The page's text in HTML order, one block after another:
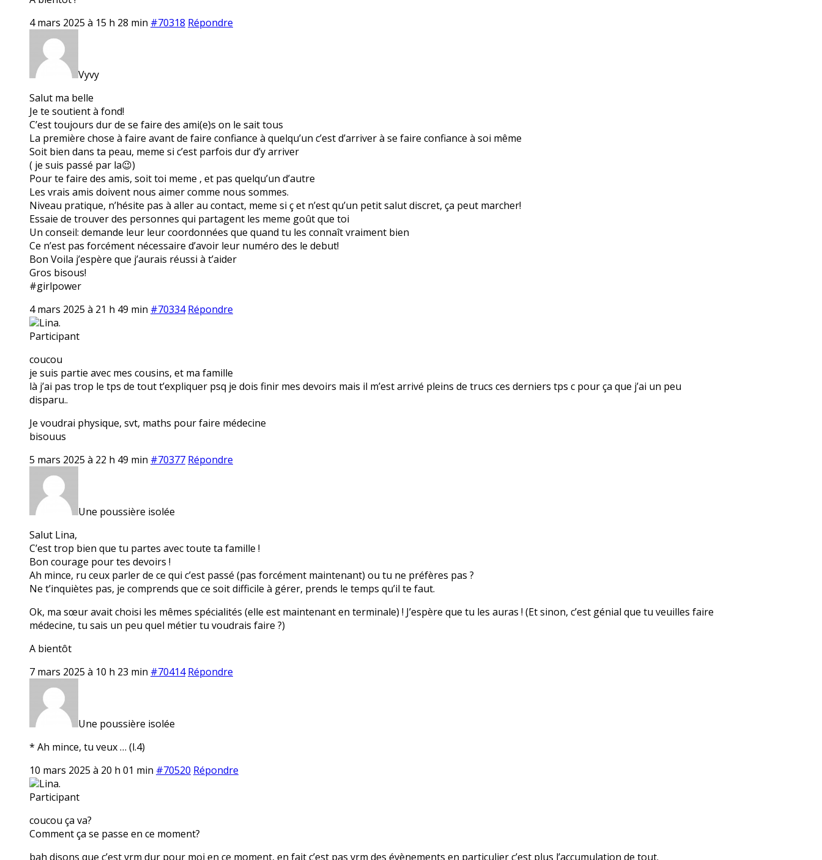
4 mars 2025 à 15 h 28 min #70318 Répondre
Vyvy
Salut ma belle
Je te soutient à fond!
C’est toujours dur de se faire des ami(e)s on le sait tous
La première chose à faire avant de faire confiance à quelqu’un c’est d’arriver à se faire confiance à soi même
Soit bien dans ta peau, meme si c’est parfois dur d’y arriver
( je suis passé par la😉)
Pour te faire des amis, soit toi meme , et pas quelqu’un d’autre
Les vrais amis doivent nous aimer comme nous sommes.
Niveau pratique, n’hésite pas à aller au contact, meme si ç et n’est qu’un petit salut discret, ça peut marcher!
Essaie de trouver des personnes qui partagent les meme goût que toi
Un conseil: demande leur leur coordonnées que quand tu les connaît vraiment bien
Ce n’est pas forcément nécessaire d’avoir leur numéro des le debut!
Bon Voila j’espère que j’aurais réussi à t’aider
Gros bisous!
#girlpower
4 mars 2025 à 21 h 49 min #70334 Répondre
Lina.
Participant
coucou
je suis partie avec mes cousins, et ma famille
là j’ai pas trop le tps de tout t’expliquer psq je dois finir mes devoirs mais il m’est arrivé pleins de trucs ces derniers tps c pour ça que j’ai un peu
disparu..
Je voudrai physique, svt, maths pour faire médecine
bisouus
5 mars 2025 à 22 h 49 min #70377 Répondre
Une poussière isolée
Salut Lina,
C’est trop bien que tu partes avec toute ta famille !
Bon courage pour tes devoirs !
Ah mince, ru ceux parler de ce qui c’est passé (pas forcément maintenant) ou tu ne préfères pas ?
Ne t’inquiètes pas, je comprends que ce soit difficile à gérer, prends le temps qu’il te faut.
Ok, ma sœur avait choisi les mêmes spécialités (elle est maintenant en terminale) ! J’espère que tu les auras ! (Et sinon, c’est génial que tu veuilles faire
médecine, tu sais un peu quel métier tu voudrais faire ?)
A bientôt
7 mars 2025 à 10 h 23 min #70414 Répondre
Une poussière isolée
* Ah mince, tu veux … (l.4)
10 mars 2025 à 20 h 01 min #70520 Répondre
Lina.
Participant
coucou ça va?
Comment ça se passe en ce moment?
bah disons que c’est vrm dur pour moi en ce moment, en fait c’est pas vrm des évènements en particulier c’est plus l’accumulation de tout.